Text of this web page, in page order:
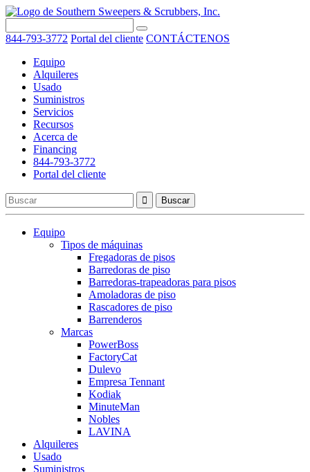
844-793-3772 Portal del cliente CONTÁCTENOS
Equipo
Alquileres
Usado
Suministros
Servicios
Recursos
Acerca de
Financing
844-793-3772
Portal del cliente
Equipo
Tipos de máquinas
Fregadoras de pisos
Barredoras de piso
Barredoras-trapeadoras para pisos
Amoladoras de piso
Rascadores de piso
Barrenderos
Marcas
PowerBoss
FactoryCat
Dulevo
Empresa Tennant
Kodiak
MinuteMan
Nobles
LAVINA
Alquileres
Usado
Suministros